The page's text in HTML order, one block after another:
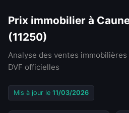
Prix immobilier à
(11250)
Analyse des ventes
DVF officielles
Mis à jour le 11/03/2026